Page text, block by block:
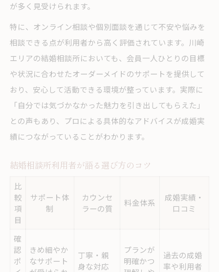
が多く見受けられます。
特に、オンライン相談や個別面談を通じて不安や悩みを
相談できる点が利用者から高く評価されています。川崎
エリアの結婚相談所においても、会員一人ひとりの目標
や状況に合わせたオーダーメイドのサポートを提供して
おり、安心して活動できる環境が整っています。実際に
「自分では気づかなかった魅力を引き出してもらえた」
との声もあり、プロによる具体的なアドバイスが成婚実
績につながっていることがわかります。
結婚相談所利用者が語る選び方のコツ
比
較
項
目
サポート体
制
カウンセ
ラーの質
料金体系
成婚実績・
口コミ
確
認
ポ
きめ細やか
なサポート
丁寧・親
身な対応
プランが
明確かつ
過去の成婚
率や利用者